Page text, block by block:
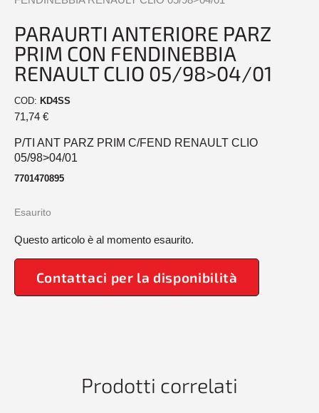
PARAURTI ANTERIORE PARZ
PRIM CON FENDINEBBIA
RENAULT CLIO 05/98>04/01
COD: KD4SS
71,74 €
P/TI ANT PARZ PRIM C/FEND RENAULT CLIO
05/98>04/01
7701470895
Esaurito
Questo articolo è al momento esaurito.
Contattaci per la disponibilità
Prodotti correlati